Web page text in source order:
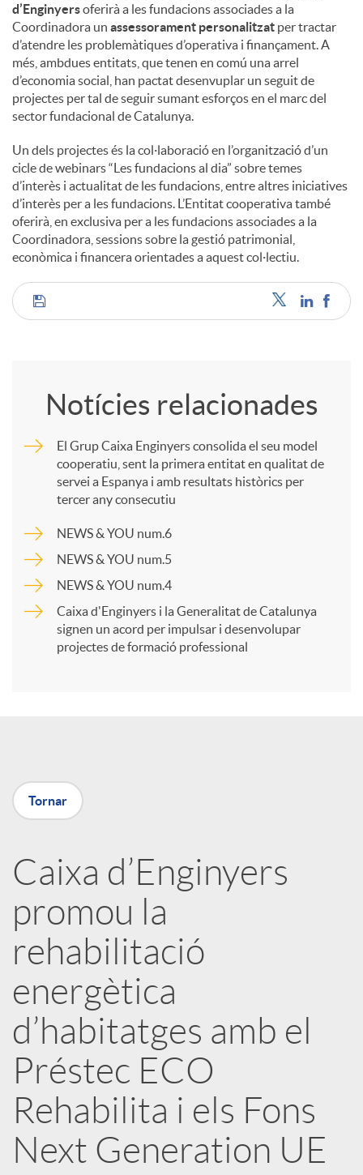
d’Enginyersoferirà a les fundacions associades a la
Coordinadora un assessorament personalitzat per tractar
d’atendre les problemàtiques d’operativa i finançament. A
més, ambdues entitats, que tenen en comú una arrel
d’economia social, han pactat desenvuplar un seguit de
projectes per tal de seguir sumant esforços en el marc del
sector fundacional de Catalunya.
Un dels projectes és la col·laboració en l’organització d’un
cicle de webinars “Les fundacions al dia” sobre temes
d’interès i actualitat de les fundacions, entre altres iniciatives
d’interès per a les fundacions. L’Entitat cooperativa també
oferirà, en exclusiva per a les fundacions associades a la
Coordinadora, sessions sobre la gestió patrimonial,
econòmica i financera orientades a aquest col·lectiu.
C
a
r
a
a
r
x
e
s
S
Notícies relacionades
El Grup Caixa Enginyers consolida el seu model
cooperatiu, sent la primera entitat en qualitat de
servei a Espanya i amb resultats històrics per
tercer any consecutiu
NEWS & YOU num.6
NEWS & YOU num.5
NEWS & YOU num.4
Caixa d'Enginyers i la Generalitat de Catalunya
signen un acord per impulsar i desenvolupar
projectes de formació professional
Tornar
Caixa d’Enginyers
promou la
rehabilitació
energètica
d’habitatges amb el
Préstec ECO
Rehabilita i els Fons
Next Generation UE